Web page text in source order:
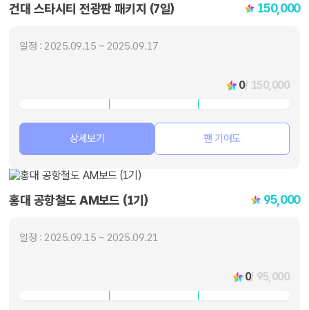
건대 스타시티 전광판 패키지 (7일) 150,000
일정 : 2025.09.15 ~ 2025.09.17
0/ 150,000
상세보기 팬 기여도
홍대 공항철도 AM보드 (1기) 95,000
일정 : 2025.09.15 ~ 2025.09.21
0/ 95,000